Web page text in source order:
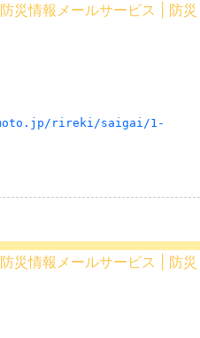
災情報メールサービス | 防災
rireki/saigai/1-
災情報メールサービス | 防災